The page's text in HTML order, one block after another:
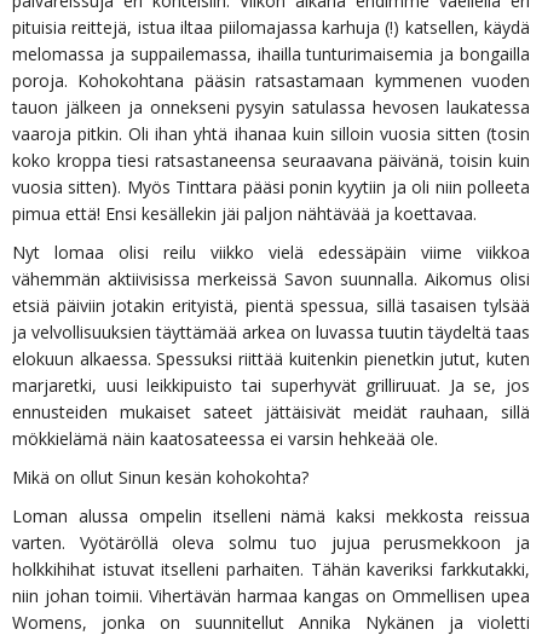
pituisia reittejä, istua iltaa piilomajassa karhuja (!) katsellen, käydä
melomassa ja suppailemassa, ihailla tunturimaisemia ja bongailla
poroja. Kohokohtana pääsin ratsastamaan kymmenen vuoden
tauon jälkeen ja onnekseni pysyin satulassa hevosen laukatessa
vaaroja pitkin. Oli ihan yhtä ihanaa kuin silloin vuosia sitten (tosin
koko kroppa tiesi ratsastaneensa seuraavana päivänä, toisin kuin
vuosia sitten). Myös Tinttara pääsi ponin kyytiin ja oli niin polleeta
pimua että! Ensi kesällekin jäi paljon nähtävää ja koettavaa.
Nyt lomaa olisi reilu viikko vielä edessäpäin viime viikkoa
vähemmän aktiivisissa merkeissä Savon suunnalla. Aikomus olisi
etsiä päiviin jotakin erityistä, pientä spessua, sillä tasaisen tylsää
ja velvollisuuksien täyttämää arkea on luvassa tuutin täydeltä taas
elokuun alkaessa. Spessuksi riittää kuitenkin pienetkin jutut, kuten
marjaretki, uusi leikkipuisto tai superhyvät grilliruuat. Ja se, jos
ennusteiden mukaiset sateet jättäisivät meidät rauhaan, sillä
mökkielämä näin kaatosateessa ei varsin hehkeää ole.
Mikä on ollut Sinun kesän kohokohta?
Loman alussa ompelin itselleni nämä kaksi mekkosta reissua
varten. Vyötäröllä oleva solmu tuo jujua perusmekkoon ja
holkkihihat istuvat itselleni parhaiten. Tähän kaveriksi farkkutakki,
niin johan toimii. Vihertävän harmaa kangas on Ommellisen upea
Womens, jonka on suunnitellut Annika Nykänen ja violetti